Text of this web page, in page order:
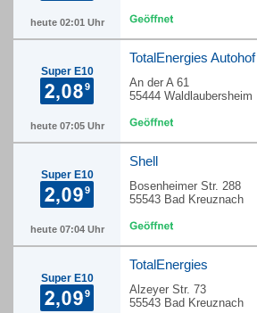
heute 02:01 Uhr
Super E10
heute 07:05 Uhr
TotalEnergies Autohof
An der A 61
55444 Waldlaubersheim
Super E10
heute 07:04 Uhr
Shell
Bosenheimer Str. 288
55543 Bad Kreuznach
Super E10
TotalEnergies
Alzeyer Str. 73
55543 Bad Kreuznach